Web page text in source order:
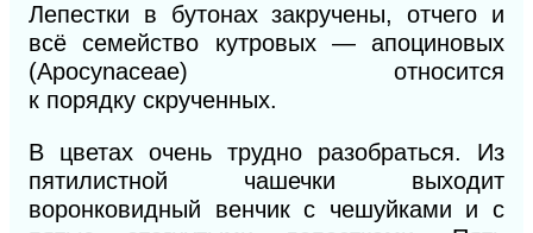
Лепестки в
бутонах закручены, отчего и
всё
семейство кутровых — апоциновых
(Аросynасеае) относится
к порядку скрученных.
В цветах очень трудно разобраться. Из
пятилистной чашечки выходит
воронковидный венчик с чешуйками и с